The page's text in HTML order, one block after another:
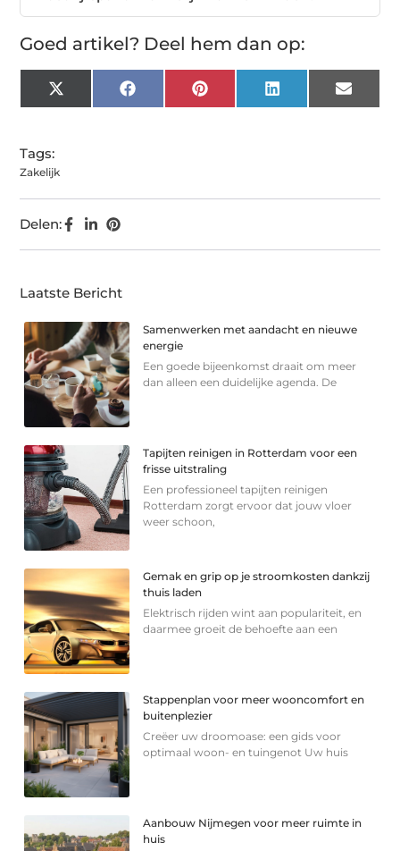
Goed artikel? Deel hem dan op:
X
(Twitter)
FacebookPinterest LinkedIn Email
Tags:
Zakelijk
Delen:
Laatste Bericht
Samenwerken met aandacht en nieuwe
energie
Een goede bijeenkomst draait om meer
dan alleen een duidelijke agenda. De
Tapijten reinigen in Rotterdam voor een
frisse uitstraling
Een professioneel tapijten reinigen
Rotterdam zorgt ervoor dat jouw vloer
weer schoon,
Gemak en grip op je stroomkosten dankzij
thuis laden
Elektrisch rijden wint aan populariteit, en
daarmee groeit de behoefte aan een
Stappenplan voor meer wooncomfort en
buitenplezier
Creëer uw droomoase: een gids voor
optimaal woon- en tuingenot Uw huis
Aanbouw Nijmegen voor meer ruimte in
huis